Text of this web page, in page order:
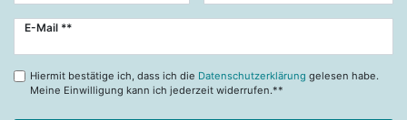
E-Mail **
Newsletter
Hiermit bestätige ich, dass ich die Datenschutzerklärung gelesen habe.
Meine Einwilligung kann ich jederzeit widerrufen.**